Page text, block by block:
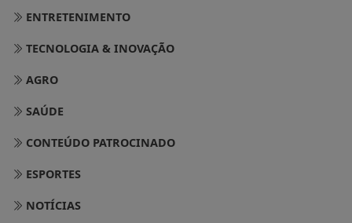
ENTRETENIMENTO
TECNOLOGIA & INOVAÇÃO
AGRO
SAÚDE
CONTEÚDO PATROCINADO
ESPORTES
NOTÍCIAS